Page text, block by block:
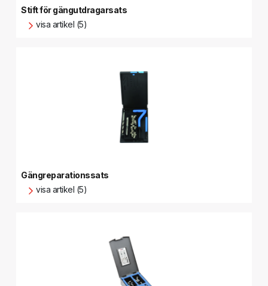
Stift för gängutdragarsats
visa artikel (5)
Gängreparationssats
visa artikel (5)